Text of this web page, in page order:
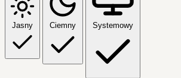
Jasny Ciemny Systemowy